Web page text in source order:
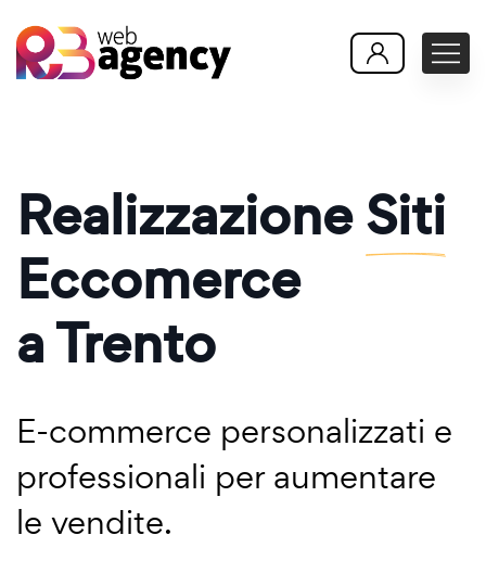
RealizzazioneSiti
Eccomerce
a Trento
E-commerce personalizzati e
professionali per aumentare
le vendite.